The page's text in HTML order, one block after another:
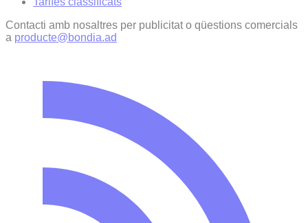
Contacti amb nosaltres per publicitat o qüestions comercials
a producte@bondia.ad